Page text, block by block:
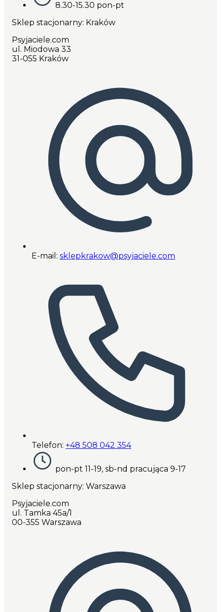
8.30-15.30 pon-pt
Sklep stacjonarny: Kraków
Psyjaciele.com
ul. Miodowa 33
31-055 Kraków
E-mail: sklepkrakow@psyjaciele.com
Telefon: +48 508 042 354
pon-pt 11-19, sb-nd pracująca 9-17
Sklep stacjonarny: Warszawa
Psyjaciele.com
ul. Tamka 45a/1
00-355 Warszawa